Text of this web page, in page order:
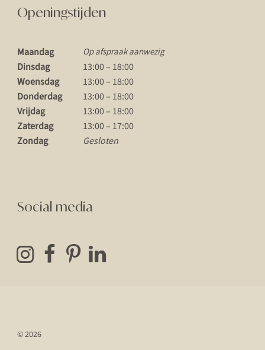
Openingstijden
Maandag Op afspraak aanwezig
Dinsdag
13:00 – 18:00
Woensdag
13:00 – 18:00
Donderdag
13:00 – 18:00
Vrijdag
13:00 – 18:00
Zaterdag
13:00 – 17:00
Zondag
Gesloten
Social media
© 2026